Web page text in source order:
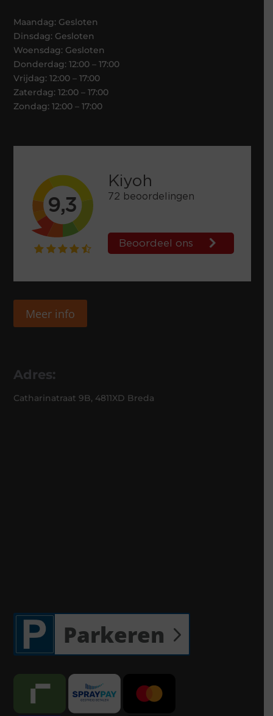
Maandag: Gesloten
Dinsdag: Gesloten
Woensdag: Gesloten
Donderdag: 12:00 – 17:00
Vrijdag: 12:00 – 17:00
Zaterdag: 12:00 – 17:00
Zondag: 12:00 – 17:00
Meer info
Adres:
Catharinatraat 9B, 4811XD Breda
Parkeren